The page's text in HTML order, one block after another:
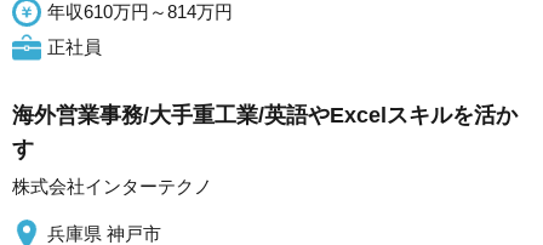
年収610万円～814万円
正社員
海外営業事務/大手重工業/英語やExcelスキルを活か
す
株式会社インターテクノ
兵庫県 神戸市